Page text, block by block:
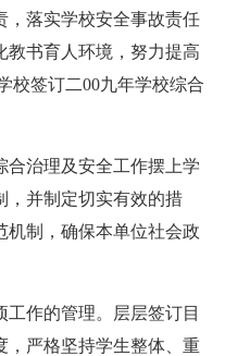
，落实学校安全事故责任
教书育人环境，努力提高
校签订二00九年学校综合
合治理及安全工作摆上学
，并制定切实有效的措
机制，确保本单位社会政
工作的管理。层层签订目
，严格坚持学生整体、重